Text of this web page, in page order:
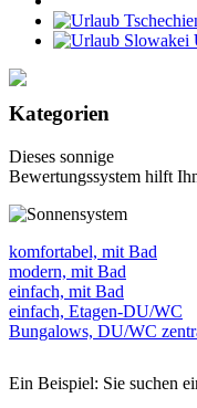
Kategorien
Dieses sonnige
Bewertungssystem hilft
komfortabel, mit Bad
modern, mit Bad
einfach, mit Bad
einfach, Etagen-DU/WC
Bungalows, DU/WC
Ein Beispiel: Sie suchen